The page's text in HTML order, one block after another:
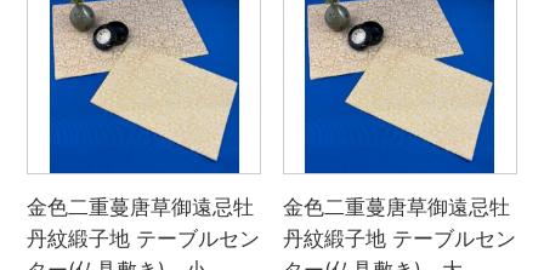
金色二重蔓唐草御遠忌牡
丹紋緞子地 テーブルセン
金色二重蔓唐草御遠忌牡
丹紋緞子地 テーブルセン